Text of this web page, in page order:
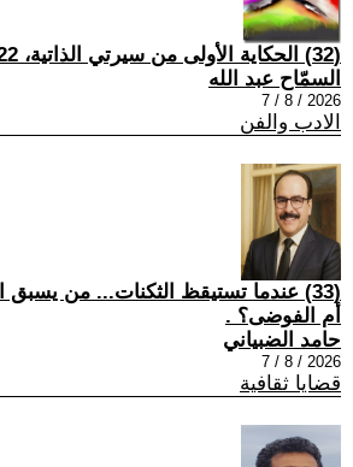
(32) الحكاية الأولى من سيرتي الذاتية، 22
السمّاح عبد الله
2026 / 8 / 7
الادب والفن
(33) عندما تستيقظ الثكنات... من يسبق
أم الفوضى؟ .
حامد الضبياني
2026 / 8 / 7
قضايا ثقافية